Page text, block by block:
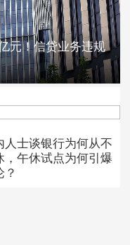
元！信贷业务违规
人士谈银行为何从不
，午休试点为何引爆
？